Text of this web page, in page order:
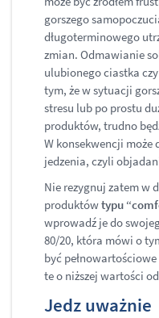
gorszego
długoterminowego
zmian. Odmawianie
ulubionego ciastka
tym, że w sytuacji
stresu lub po prostu
produktów, trudno
W konsekwencji
jedzenia, czyli
Nie rezygnuj zatem w
produktówtypu
wprowadź je do
80/20, która mówi o
być
te o niższej wartości
Jedz uważnie